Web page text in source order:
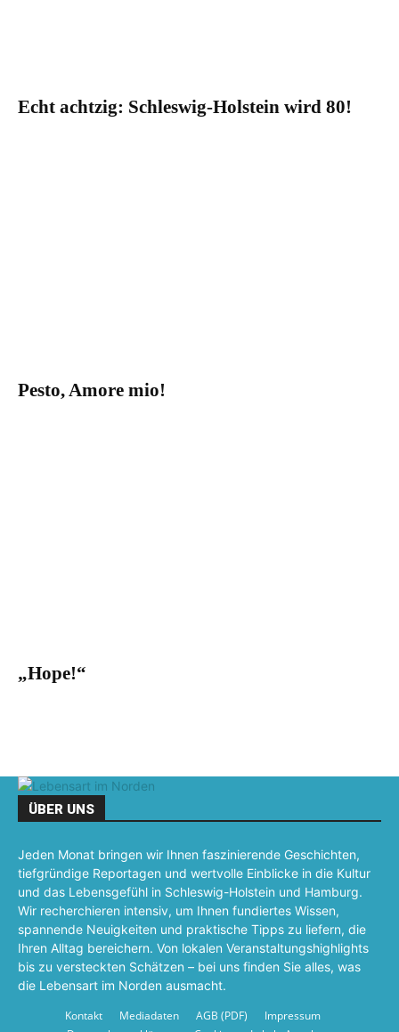
Echt achtzig: Schleswig-Holstein wird 80!
Pesto, Amore mio!
„Hope!“
ÜBER UNS
Jeden Monat bringen wir Ihnen faszinierende Geschichten,
tiefgründige Reportagen und wertvolle Einblicke in die Kultur
und das Lebensgefühl in Schleswig-Holstein und Hamburg.
Wir recherchieren intensiv, um Ihnen fundiertes Wissen,
spannende Neuigkeiten und praktische Tipps zu liefern, die
Ihren Alltag bereichern. Von lokalen Veranstaltungshighlights
bis zu versteckten Schätzen – bei uns finden Sie alles, was
die Lebensart im Norden ausmacht.
Kontakt
Mediadaten AGB (PDF)
Impressum